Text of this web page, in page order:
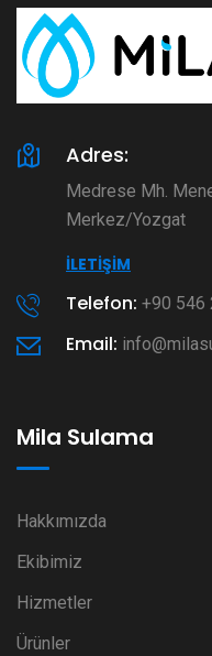
Adres:
Medrese Mh.
Merkez/Yozgat
İLETIŞIM
Telefon: +90 546
Email:
Mila Sulama
Hakkımızda
Ekibimiz
Hizmetler
Ürünler